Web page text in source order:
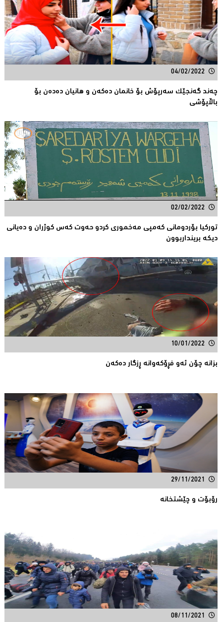
04/02/2022
چەند گەنجێک سەرپۆش بۆ خانمان دەکەن و هانیان دەدەن بۆ
باڵاپۆشی
02/02/2022
توركیا بۆردومانی كه‌مپی مه‌خموری كردو حه‌وت كه‌س كوژران و ده‌یانی
دیكه‌ برینداربوون
10/01/2022
بزانه‌ چۆن ئه‌و فڕۆكه‌وانه‌ ڕزگار ده‌كه‌ن
29/11/2021
رۆبۆت و چێشتخانه‌
08/11/2021